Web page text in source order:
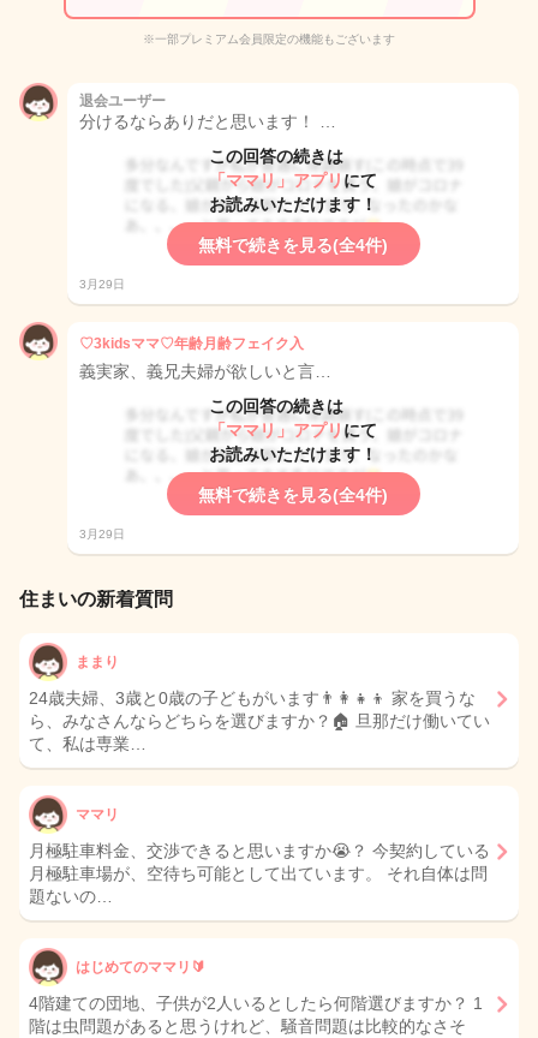
※一部プレミアム会員限定の機能もございます
退会ユーザー
分けるならありだと思います！ …
この回答の続きは
「ママリ」アプリ にて
お読みいただけます！
無料で続きを見る(全4件)
3月29日
♡3kidsママ♡年齢月齢フェイク入
義実家、義兄夫婦が欲しいと言…
この回答の続きは
「ママリ」アプリ にて
お読みいただけます！
無料で続きを見る(全4件)
3月29日
住まいの新着質問
ままり
24歳夫婦、3歳と0歳の子どもがいます👨‍👩‍👧‍👦 家を買うな
ら、みなさんならどちらを選びますか？🏠 旦那だけ働いてい
て、私は専業…
ママリ
月極駐車料金、交渉できると思いますか😭？ 今契約している
月極駐車場が、空待ち可能として出ています。 それ自体は問
題ないの…
はじめてのママリ🔰
4階建ての団地、子供が2人いるとしたら何階選びますか？ 1
階は虫問題があると思うけれど、騒音問題は比較的なさそ